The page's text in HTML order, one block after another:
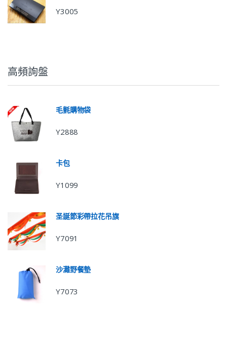
Y3005
高頻詢盤
毛氈購物袋
Y2888
卡包
Y1099
圣誕節彩帶拉花吊旗
Y7091
沙灘野餐墊
Y7073